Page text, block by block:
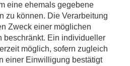
eine ehemals gegebene
zu können. Die Verarbeitung
Zweck einer möglichen
beschränkt. Ein individueller
möglich, sofern zugleich
einer Einwilligung bestätigt